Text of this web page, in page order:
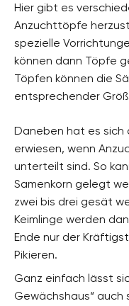
Hier gibt es
Anzuchttöpfe
spezielle
können dann Töpfe
Töpfen können die
entsprechender
Daneben hat es sich
erwiesen, wenn
unterteilt sind. So
Samenkorn gelegt
zwei bis drei gesät
Keimlinge werden
Ende nur der
Pikieren.
Ganz einfach lässt
Gewächshaus“